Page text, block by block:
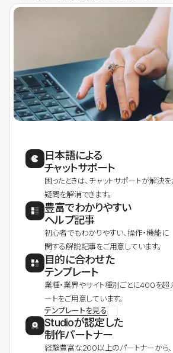
日本語による
チャットサポート
困ったときは、チャットサポートが解決
疑問を解消できます。
豊富でわかりやすい
ヘルプ記事
初心者でもわかりやすい、操作・機能に
関する解説記事をご用意しています。
目的に合わせた
テンプレート
業種・業界やサイト種別ごとに400を超
ートをご用意しています。
テンプレートを見る
Studioが認定した
制作パートナー
経験豊富な200以上のパートナーから、